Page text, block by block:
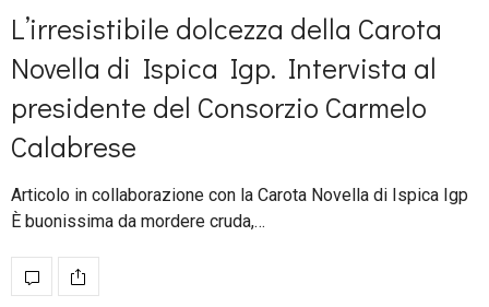
L’irresistibile dolcezza della Carota
Novella di Ispica Igp. Intervista al
presidente del Consorzio Carmelo
Calabrese
Articolo in collaborazione con la Carota Novella di Ispica Igp
È buonissima da mordere cruda,…